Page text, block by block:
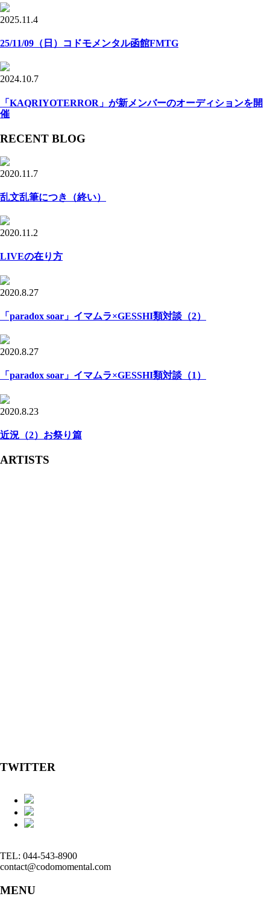
2025.11.4
25/11/09（日）コドモメンタル函館FMTG
2024.10.7
「KAQRIYOTERROR」が新メンバーのオーディションを開
催
RECENT BLOG
2020.11.7
乱文乱筆につき（終い）
2020.11.2
LIVEの在り方
2020.8.27
「paradox soar」イマムラ×GESSHI類対談（2）
2020.8.27
「paradox soar」イマムラ×GESSHI類対談（1）
2020.8.23
近況（2）お祭り篇
ARTISTS
TWITTER
TEL: 044-543-8900
contact@codomomental.com
MENU